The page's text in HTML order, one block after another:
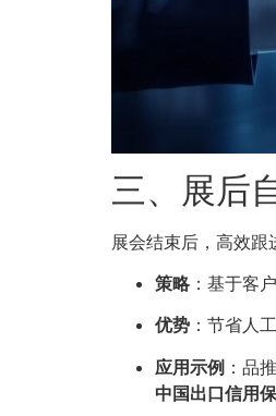
三、展后
展会结束后，高效
策略：基于客
优势 ：节省人
应用示例 ：品
中国出口信用